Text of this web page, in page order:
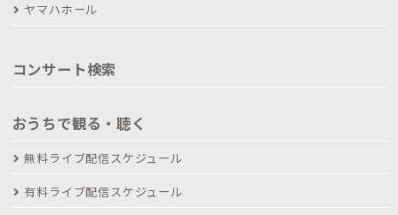
ヤマハホール
コンサート検索
おうちで観る・聴く
無料ライブ配信スケジュール
有料ライブ配信スケジュール